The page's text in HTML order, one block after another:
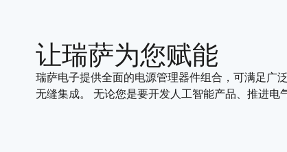
让瑞萨为您赋能
瑞萨电子提供全面的电源管理器件组合，可满足广
无缝集成。 无论您是要开发人工智能产品、推进电